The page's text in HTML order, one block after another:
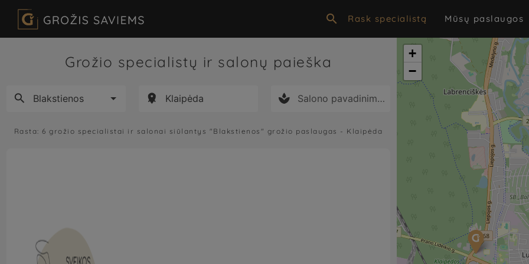
 Rask specialistą Mūsų paslaugos
Grožio specialistų ir salonų paieška
 
 
Rasta:6 grožio specialistai ir salonai siūlantys "Blakstienos" grožio paslaugas - Klaipėda
+
−